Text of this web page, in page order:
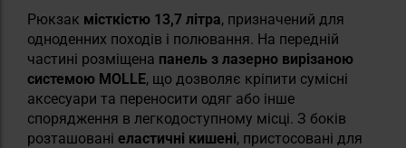
Рюкзак місткістю 13,7 літра, призначений для
одноденних походів і полювання. На передній
частині розміщена панель з лазерно вирізаною
системою MOLLE, що дозволяє кріпити сумісні
аксесуари та переносити одяг або інше
спорядження в легкодоступному місці. З боків
розташовані еластичні кишені, пристосовані для